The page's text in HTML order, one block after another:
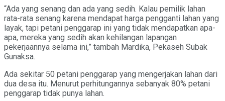
“Ada yang senang dan ada yang sedih. Kalau pemilik lahan
rata-rata senang karena mendapat harga pengganti lahan yang
layak, tapi petani penggarap ini yang tidak mendapatkan apa-
apa, mereka yang sedih akan kehilangan lapangan
pekerjaannya selama ini,” tambah Mardika, Pekaseh Subak
Gunaksa.
Ada sekitar 50 petani penggarap yang mengerjakan lahan dari
dua desa itu. Menurut perhitungannya sebanyak 80% petani
penggarap tidak punya lahan.